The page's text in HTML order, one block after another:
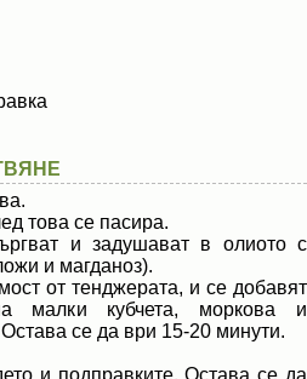
това се пасира.
и задушават в олиото с
и магданоз).
от тенджерата, и се добавят
малки кубчета, моркова и
се да ври 15-20 минути.
и подправките. Остава се да